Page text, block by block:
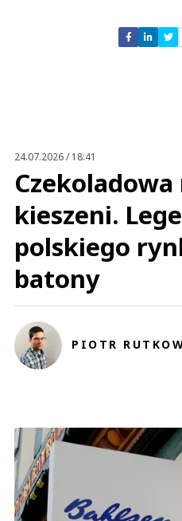
Zostaw
Prześlij
24.07.2026 / 18:41
kieszeni.
polskiego
batony
PIOTR